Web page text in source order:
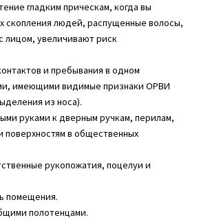
гладким прическам, когда вы
скопления людей, распущенные волосы,
лицом, увеличивают риск
и пребывания в одном
имеющими видимые признаки ОРВИ
из носа).
руками к дверным ручкам, перилам,
поверхностям в общественных
рукопожатия, поцелуи и
помещения.
полотенцами.